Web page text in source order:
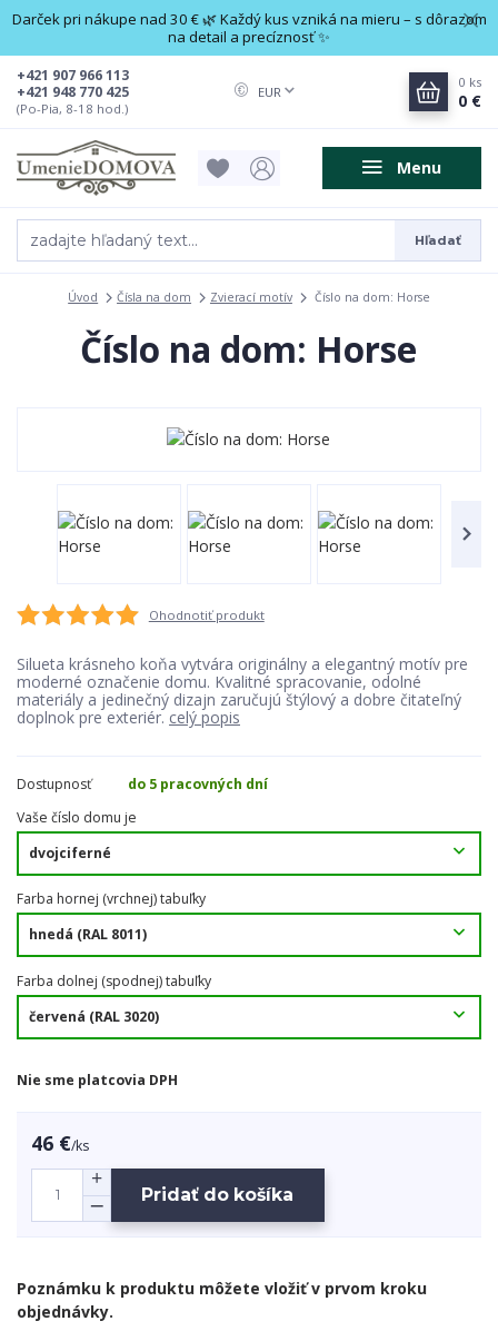
Darček pri nákupe nad 30 € 🌿 Každý kus vzniká na mieru – s dôrazom
na detail a precíznosť ✨
Menu
EUR
Hľadať
+421 948 770 425
+421 907 966 113
(Po-Pia, 8-18 hod.)
0 ks
0 €
Úvod Čísla na dom Zvierací motív Číslo na dom: Horse
Číslo na dom: Horse
Ohodnotiť produkt
Silueta krásneho koňa vytvára originálny a elegantný motív pre
moderné označenie domu. Kvalitné spracovanie, odolné
materiály a jedinečný dizajn zaručujú štýlový a dobre čitateľný
doplnok pre exteriér. celý popis
Dostupnosť
do 5 pracovných dní
Vaše číslo domu je
Farba hornej (vrchnej) tabuľky
Farba dolnej (spodnej) tabuľky
Nie sme platcovia DPH
46 €/ks
Pridať do košíka